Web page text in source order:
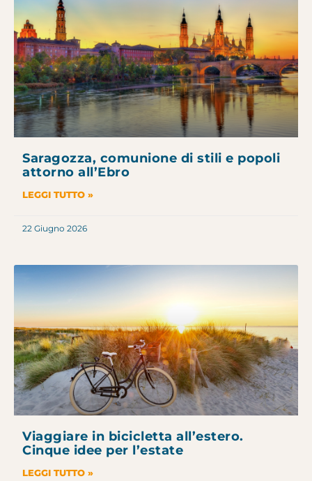
Saragozza, comunione di stili e popoli
attorno all’Ebro
LEGGI TUTTO »
22 Giugno 2026
Viaggiare in bicicletta all’estero.
Cinque idee per l’estate
LEGGI TUTTO »